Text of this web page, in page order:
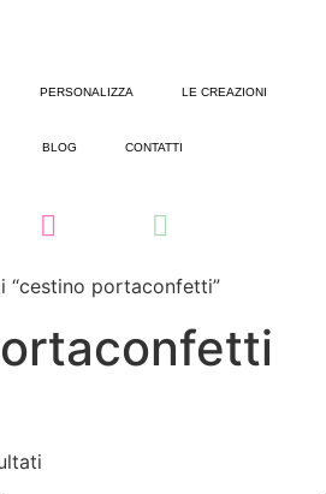
PERSONALIZZA LE CREAZIONI
BLOG CONTATTI
“cestino portaconfetti”